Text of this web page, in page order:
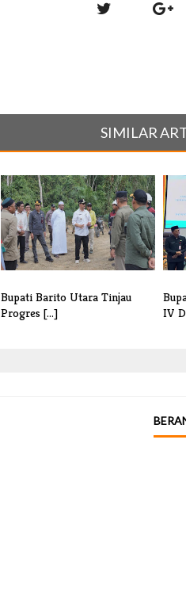
SIMILAR
Bupati Barito Utara Tinjau
Progres [...]
IV